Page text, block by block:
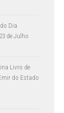
Dia
de Julho
Livro de
do Estado